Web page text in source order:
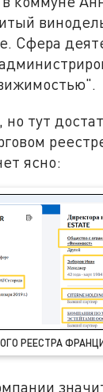
Сфера
тут
ясно:
РЕЕСТРА